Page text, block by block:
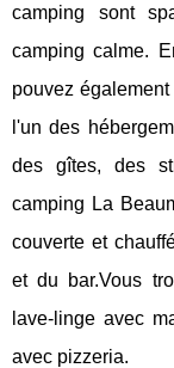
camping sont
camping calme.
pouvez
l'un des
des gîtes, des
camping La
couverte et
et du bar.Vous
lave-linge avec
avec pizzeria.